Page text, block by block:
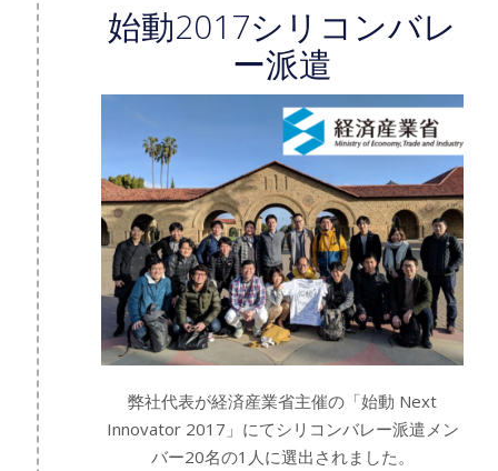
始動2017シリコンバレ
ー派遣
弊社代表が経済産業省主催の「始動 Next
Innovator 2017」にてシリコンバレー派遣メン
バー20名の1人に選出されました。